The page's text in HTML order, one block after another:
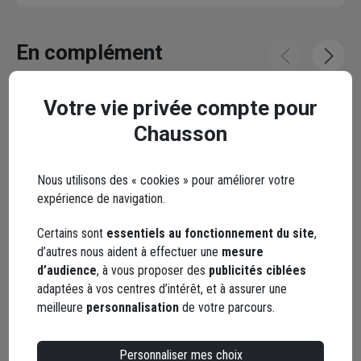
En complément
Ruban adhésif de masquage avant
Bâche de
Transparente - 3
Votre vie privée compte pour
Chausson
Nous utilisons des « cookies » pour améliorer votre
expérience de navigation.
Certains sont essentiels au fonctionnement du site,
d’autres nous aident à effectuer une mesure
d’audience, à vous proposer des publicités ciblées
adaptées à vos centres d’intérêt, et à assurer une
meilleure personnalisation de votre parcours.
Personnaliser mes choix